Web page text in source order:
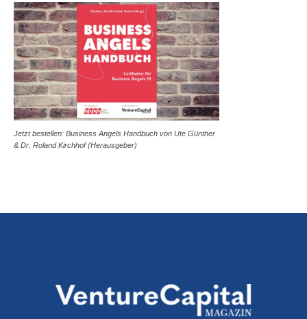
Jetzt bestellen: Business Angels Handbuch von Ute Günther
& Dr. Roland Kirchhof (Herausgeber)